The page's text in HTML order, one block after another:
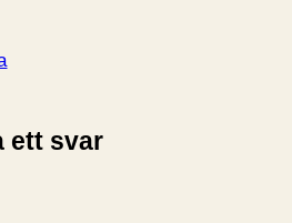
ett svar